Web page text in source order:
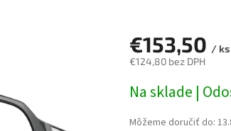
€153,50 / ks
€124,80 bez DPH
cena:
Na sklade |
Môžeme doručiť do: